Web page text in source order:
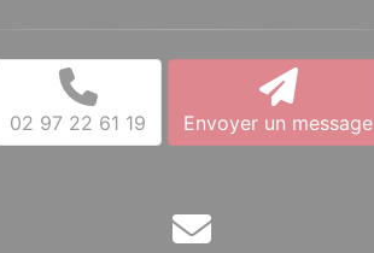
02 97 22 61 19 Envoyer un message